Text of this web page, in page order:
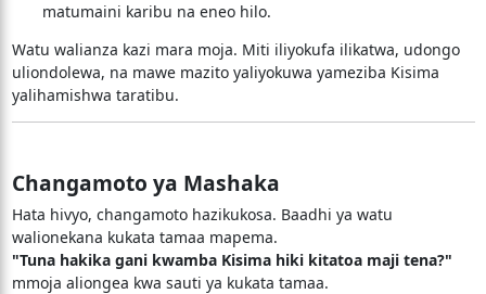
matumaini karibu na eneo hilo.
Watu walianza kazi mara moja. Miti iliyokufa ilikatwa, udongo
uliondolewa, na mawe mazito yaliyokuwa yameziba Kisima
yalihamishwa taratibu.
Changamoto ya Mashaka
Hata hivyo, changamoto hazikukosa. Baadhi ya watu
walionekana kukata tamaa mapema.
"Tuna hakika gani kwamba Kisima hiki kitatoa maji tena?"
mmoja aliongea kwa sauti ya kukata tamaa.